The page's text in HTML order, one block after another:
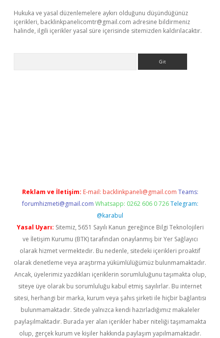
Hukuka ve yasal düzenlemelere aykırı olduğunu düşündüğünüz
içerikleri, backlinkpanelicomtr@gmail.com adresine bildirmeniz
halinde, ilgili içerikler yasal süre içerisinde sitemizden kaldırılacaktır.
Reklam ve İletişim: E-mail: backlinkpaneli@gmail.com Teams:
forumhizmeti@gmail.com Whatsapp: 0262 606 0 726 Telegram:
@karabul
Yasal Uyarı: Sitemiz, 5651 Sayılı Kanun gereğince Bilgi Teknolojileri
ve İletişim Kurumu (BTK) tarafından onaylanmış bir Yer Sağlayıcı
olarak hizmet vermektedir. Bu nedenle, sitedeki içerikleri proaktif
olarak denetleme veya araştırma yükümlülüğümüz bulunmamaktadır.
Ancak, üyelerimiz yazdıkları içeriklerin sorumluluğunu taşımakta olup,
siteye üye olarak bu sorumluluğu kabul etmiş sayılırlar. Bu internet
sitesi, herhangi bir marka, kurum veya şahıs şirketi ile hiçbir bağlantısı
bulunmamaktadır. Sitede yalnızca kendi hazırladığımız makaleler
paylaşılmaktadır. Burada yer alan içerikler haber niteliği taşımamakta
olup, gerçek kurum ve kişiler hakkında paylaşım yapılmamaktadır.